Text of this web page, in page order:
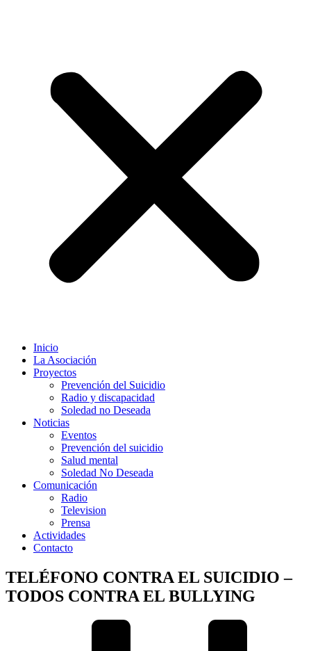
Inicio
La Asociación
Proyectos
Prevención del Suicidio
Radio y discapacidad
Soledad no Deseada
Noticias
Eventos
Prevención del suicidio
Salud mental
Soledad No Deseada
Comunicación
Radio
Television
Prensa
Actividades
Contacto
TELÉFONO CONTRA EL SUICIDIO –
TODOS CONTRA EL BULLYING